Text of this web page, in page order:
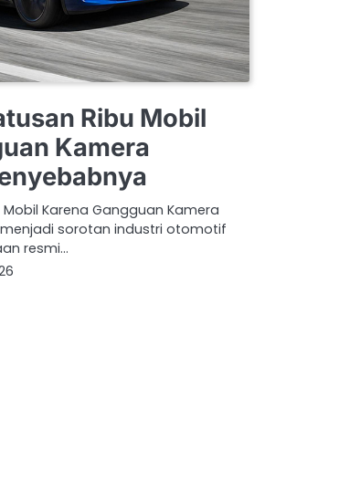
Ribu Mobil
Kamera
Mobil Karena Gangguan Kamera
sorotan industri otomotif
resmi…